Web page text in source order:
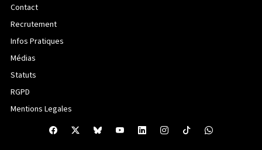
Contact
Recrutement
Infos Pratiques
Médias
Statuts
RGPD
Mentions Legales